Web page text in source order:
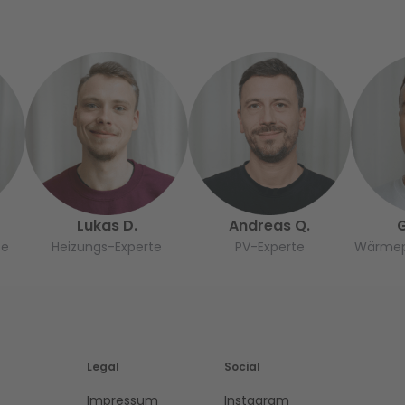
Lukas D.
Heizungs-Experte
Andreas Q.
PV-Experte
Legal
Impressum
Social
Instagram